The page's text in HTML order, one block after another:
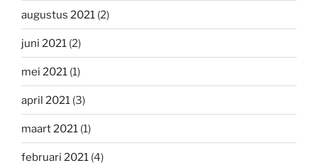
augustus 2021 (2)
juni 2021 (2)
mei 2021 (1)
april 2021 (3)
maart 2021 (1)
februari 2021 (4)